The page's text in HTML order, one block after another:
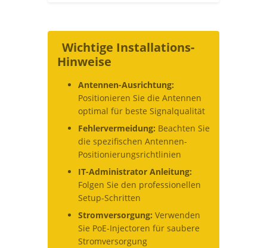
Wichtige Installations-
Hinweise
Antennen-Ausrichtung:
Positionieren Sie die Antennen
optimal für beste Signalqualität
Fehlervermeidung: Beachten Sie
die spezifischen Antennen-
Positionierungsrichtlinien
IT-Administrator Anleitung:
Folgen Sie den professionellen
Setup-Schritten
Stromversorgung: Verwenden
Sie PoE-Injectoren für saubere
Stromversorgung